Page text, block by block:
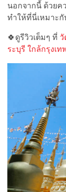
นอกจากนี้ ด้วยค
ทำให้ที่นี่เหมาะ
🍀ดูรีวิวเต็มๆ ที่
ระบุรี ใกล้กรุงเท